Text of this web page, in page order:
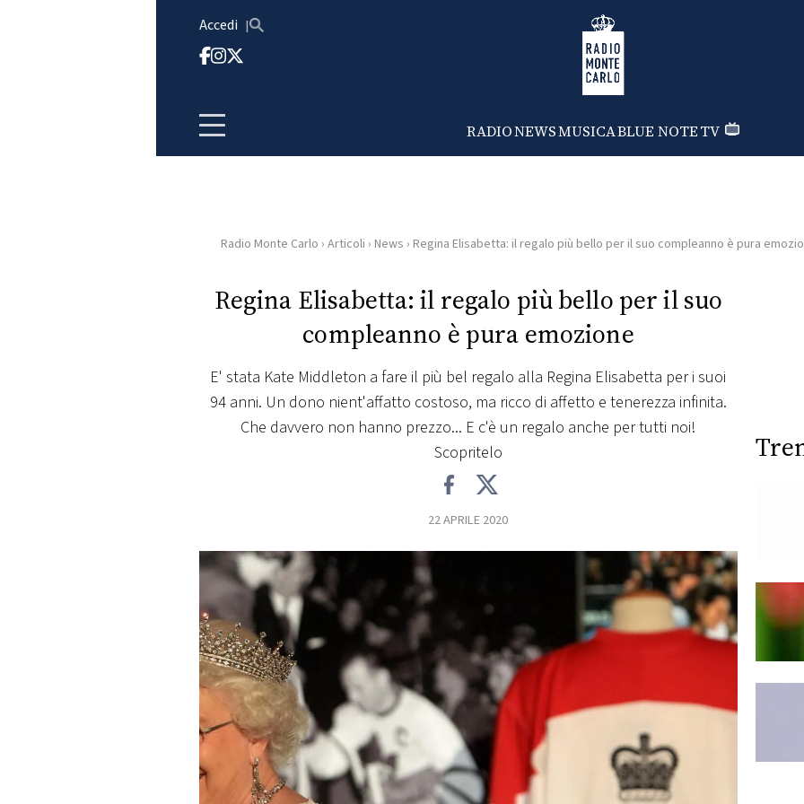
Accedi Radio Monte Carlo
RADIONEWSMUSICABLUE NOTETV
HOME
RADIO
RADIO
PLAYLIST
CONCORSI
EVENTI
VIDEO
TV
PRINCIPATO
Radio Monte Carlo › Articoli › News › Regina Elisabetta: il regalo più bello per il suo compleanno è pura
Regina Elisabetta: il regalo più bello per il suo
compleanno è pura emozione
E' stata Kate Middleton a fare il più bel regalo alla Regina Elisabetta per i suoi
94 anni. Un dono nient'affatto costoso, ma ricco di affetto e tenerezza infinita.
Che davvero non hanno prezzo... E c'è un regalo anche per tutti noi!
Scopritelo
22 APRILE 2020